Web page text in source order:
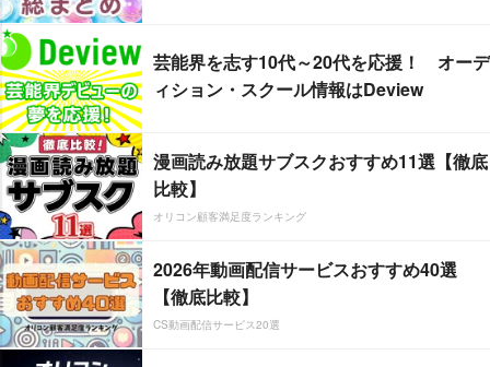
芸能界を志す10代～20代を応援！ オーデ
ィション・スクール情報はDeview
漫画読み放題サブスクおすすめ11選【徹底
比較】
オリコン顧客満足度ランキング
2026年動画配信サービスおすすめ40選
【徹底比較】
CS動画配信サービス20選